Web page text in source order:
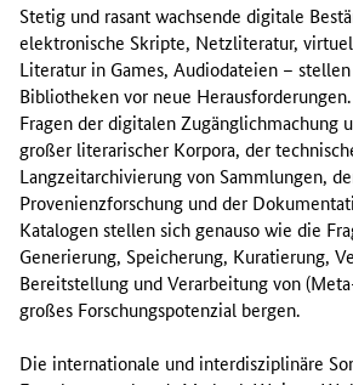
Stetig und rasant wachsende digitale
elektronische Skripte, Netzliteratur,
Literatur in Games, Audiodateien –
Bibliotheken vor neue Herausforderungen.
Fragen der digitalen Zugänglichmachung
großer literarischer Korpora, der
Langzeitarchivierung von Sammlungen,
Provenienzforschung und der
Katalogen stellen sich genauso wie die
Generierung, Speicherung, Kuratierung,
Bereitstellung und Verarbeitung von
großes Forschungspotenzial bergen.
Die internationale und interdisziplinäre